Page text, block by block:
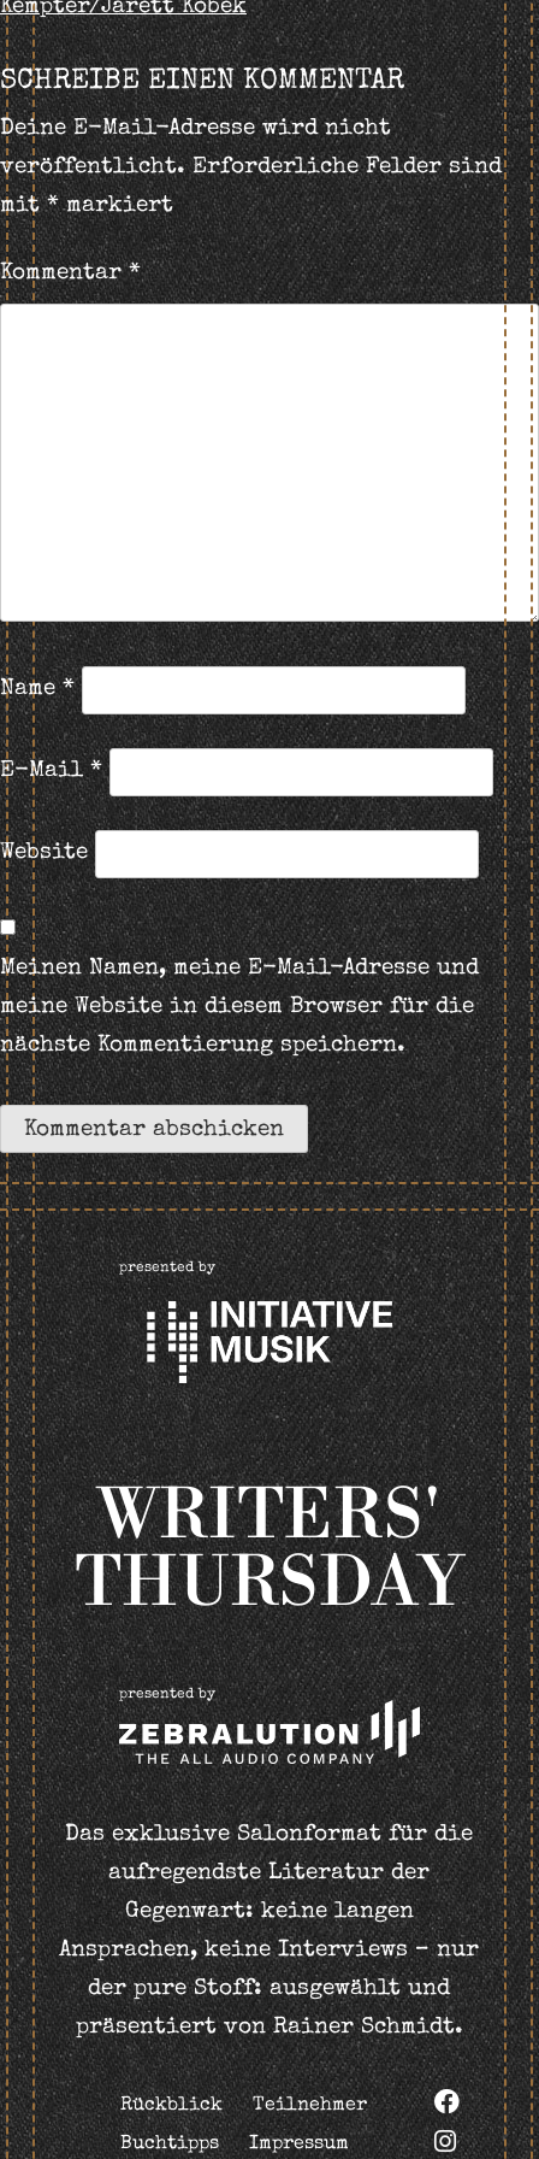
NAVIGATION
Kempter/Jarett Kobek
SCHREIBE EINEN KOMMENTAR
Deine E-Mail-Adresse wird nicht
veröffentlicht. Erforderliche Felder sind
mit*markiert
Kommentar*
Name*
E-Mail*
Website
Meinen Namen, meine E-Mail-Adresse und
meine Website in diesem Browser für die
nächste Kommentierung speichern.
presented by
WRITERS'
THURSDAY
presented by
Das exklusive Salonformat für die
aufregendste Literatur der
Gegenwart: keine langen
Ansprachen, keine Interviews – nur
der pure Stoff: ausgewählt und
präsentiert von Rainer Schmidt.
Rückblick
Teilnehmer
Buchtipps
Impressum